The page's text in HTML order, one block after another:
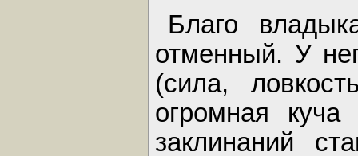
Благо
отменный. У
(сила,
огромная
заклинаний